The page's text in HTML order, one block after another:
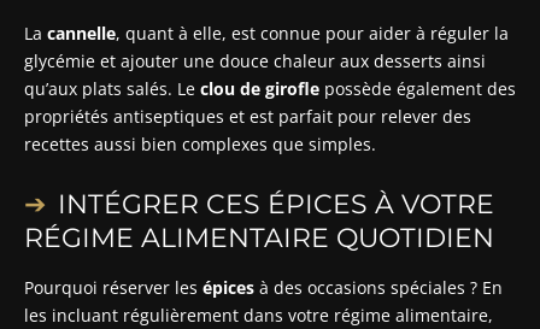
La cannelle, quant à elle, est connue pour aider à réguler la
glycémie et ajouter une douce chaleur aux desserts ainsi
qu’aux plats salés. Le clou de girofle possède également des
propriétés antiseptiques et est parfait pour relever des
recettes aussi bien complexes que simples.
INTÉGRER CES ÉPICES À VOTRE
RÉGIME ALIMENTAIRE QUOTIDIEN
Pourquoi réserver les épices à des occasions spéciales ? En
les incluant régulièrement dans votre régime alimentaire,